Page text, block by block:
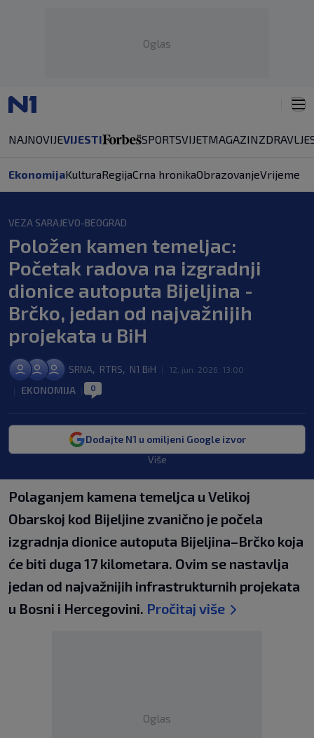
Oglas
NAJNOVIJEVIJESTI SPORTSVIJETMAGAZINZDRAVLJE
EkonomijaKulturaRegijaCrna hronikaObrazovanjeVrijeme
VEZA SARAJEVO-BEOGRAD
Položen kamen temeljac:
Početak radova na izgradnji
dionice autoputa Bijeljina -
Brčko, jedan od najvažnijih
projekata u BiH
SRNA, RTRS, N1 BiH 12. jun. 2026. 13:00
EKONOMIJA 0
Dodajte N1 u omiljeni Google izvor
Više
Polaganjem kamena temeljca u Velikoj
Obarskoj kod Bijeljine zvanično je počela
izgradnja dionice autoputa Bijeljina–Brčko koja
će biti duga 17 kilometara. Ovim se nastavlja
jedan od najvažnijih infrastrukturnih projekata
u Bosni i Hercegovini. Pročitaj više
Oglas